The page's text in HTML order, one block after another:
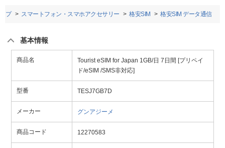
プ スマートフォン・スマホアクセサリー 格安SIM 格安SIM データ通信
基本情報
商品名
Tourist eSIM for Japan 1GB/日 7日間 [プリペイ
ド/eSIM /SMS非対応]
型番 TESJ7GB7D
メーカー グンアジーメ
商品コード 12270583